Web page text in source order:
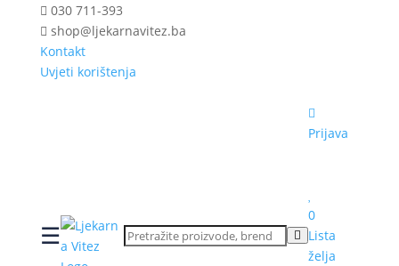
030 711-393
shop@ljekarnavitez.ba
Kontakt
Uvjeti korištenja
☰
Prijava
0
Lista
želja